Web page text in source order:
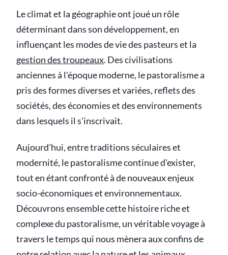
Le climat et la géographie ont joué un rôle
déterminant dans son développement, en
influençant les modes de vie des pasteurs et la
gestion des troupeaux. Des civilisations
anciennes à l'époque moderne, le pastoralisme a
pris des formes diverses et variées, reflets des
sociétés, des économies et des environnements
dans lesquels il s'inscrivait.
Aujourd'hui, entre traditions séculaires et
modernité, le pastoralisme continue d'exister,
tout en étant confronté à de nouveaux enjeux
socio-économiques et environnementaux.
Découvrons ensemble cette histoire riche et
complexe du pastoralisme, un véritable voyage à
travers le temps qui nous mènera aux confins de